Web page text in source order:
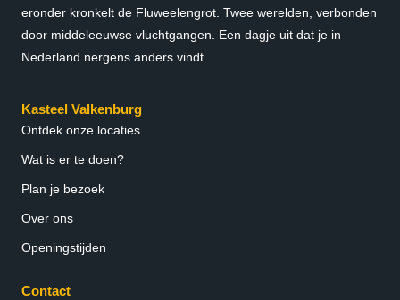
eronder kronkelt de Fluweelengrot. Twee werelden, verbonden
door middeleeuwse vluchtgangen. Een dagje uit dat je in
Nederland nergens anders vindt.
Kasteel Valkenburg
Ontdek onze locaties
Wat is er te doen?
Plan je bezoek
Over ons
Openingstijden
Contact